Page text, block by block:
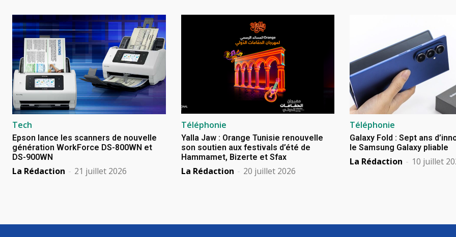
Tech
Epson lance les scanners de nouvelle
génération WorkForce DS-800WN et
DS-900WN
La Rédaction - 21 juillet 2026
Téléphonie
Yalla Jaw : Orange Tunisie renouvelle
son soutien aux festivals d’été de
Hammamet, Bizerte et Sfax
La Rédaction - 20 juillet 2026
Téléphonie
Galaxy Fold : Sept ans
le Samsung Galaxy pliable
La Rédaction - 10 juillet